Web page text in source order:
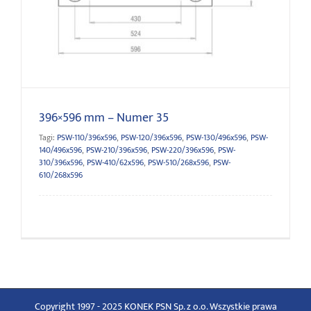
396×596 mm – Numer 35
Tagi: PSW-110/396x596, PSW-120/396x596, PSW-130/496x596, PSW-
140/496x596, PSW-210/396x596, PSW-220/396x596, PSW-
310/396x596, PSW-410/62x596, PSW-510/268x596, PSW-
610/268x596
Copyright 1997 - 2025 KONEK PSN Sp. z o.o. Wszystkie prawa